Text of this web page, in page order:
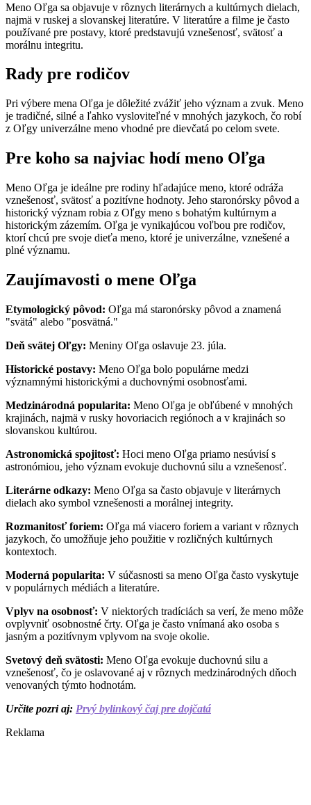
Meno Oľga sa objavuje v rôznych literárnych a kultúrnych dielach,
najmä v ruskej a slovanskej literatúre. V literatúre a filme je často
používané pre postavy, ktoré predstavujú vznešenosť, svätosť a
morálnu integritu.
Rady pre rodičov
Pri výbere mena Oľga je dôležité zvážiť jeho význam a zvuk. Meno
je tradičné, silné a ľahko vysloviteľné v mnohých jazykoch, čo robí
z Oľgy univerzálne meno vhodné pre dievčatá po celom svete.
Pre koho sa najviac hodí meno Oľga
Meno Oľga je ideálne pre rodiny hľadajúce meno, ktoré odráža
vznešenosť, svätosť a pozitívne hodnoty. Jeho staronórsky pôvod a
historický význam robia z Oľgy meno s bohatým kultúrnym a
historickým zázemím. Oľga je vynikajúcou voľbou pre rodičov,
ktorí chcú pre svoje dieťa meno, ktoré je univerzálne, vznešené a
plné významu.
Zaujímavosti o mene Oľga
Etymologický pôvod: Oľga má staronórsky pôvod a znamená
"svätá" alebo "posvätná."
Deň svätej Oľgy: Meniny Oľga oslavuje 23. júla.
Historické postavy: Meno Oľga bolo populárne medzi
významnými historickými a duchovnými osobnosťami.
Medzinárodná popularita: Meno Oľga je obľúbené v mnohých
krajinách, najmä v rusky hovoriacich regiónoch a v krajinách so
slovanskou kultúrou.
Astronomická spojitosť: Hoci meno Oľga priamo nesúvisí s
astronómiou, jeho význam evokuje duchovnú silu a vznešenosť.
Literárne odkazy: Meno Oľga sa často objavuje v literárnych
dielach ako symbol vznešenosti a morálnej integrity.
Rozmanitosť foriem: Oľga má viacero foriem a variant v rôznych
jazykoch, čo umožňuje jeho použitie v rozličných kultúrnych
kontextoch.
Moderná popularita: V súčasnosti sa meno Oľga často vyskytuje
v populárnych médiách a literatúre.
Vplyv na osobnosť: V niektorých tradíciách sa verí, že meno môže
ovplyvniť osobnostné črty. Oľga je často vnímaná ako osoba s
jasným a pozitívnym vplyvom na svoje okolie.
Svetový deň svätosti: Meno Oľga evokuje duchovnú silu a
vznešenosť, čo je oslavované aj v rôznych medzinárodných dňoch
venovaných týmto hodnotám.
Určite pozri aj: Prvý bylinkový čaj pre dojčatá
Reklama